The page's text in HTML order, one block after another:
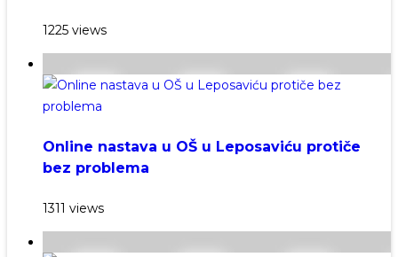
1225 views
Online nastava u OŠ u Leposaviću protiče
bez problema
1311 views